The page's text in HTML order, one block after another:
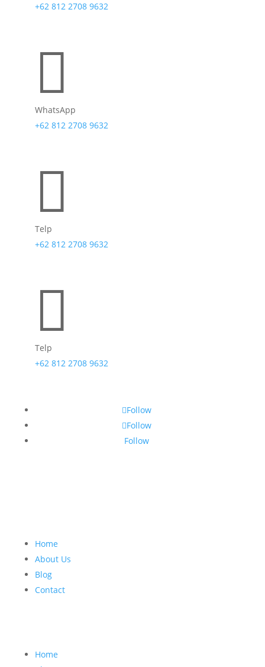
+62 812 2708 9632

WhatsApp
+62 812 2708 9632

Telp
+62 812 2708 9632

Telp
+62 812 2708 9632
Follow
Follow
Follow
Home
About Us
Blog
Contact
Home